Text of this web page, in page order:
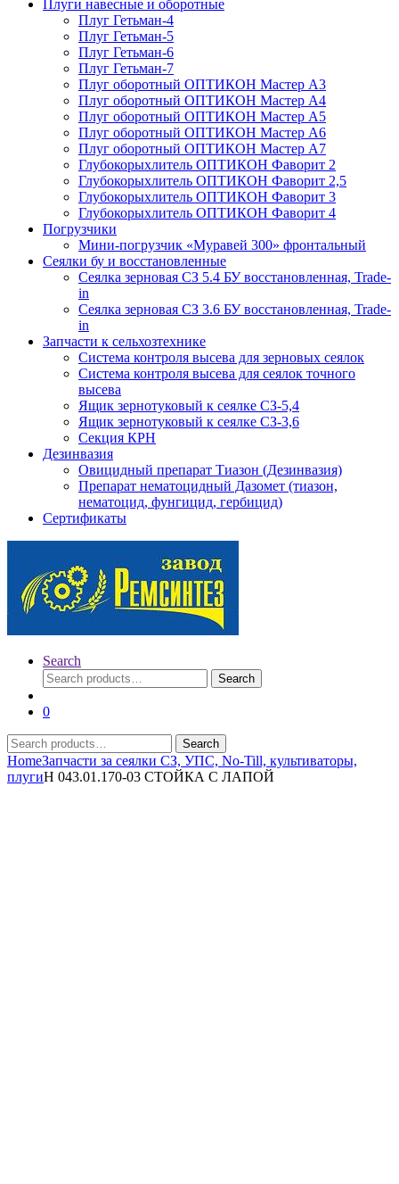
Плуги навесные и оборотные
Плуг Гетьман-4
Плуг Гетьман-5
Плуг Гетьман-6
Плуг Гетьман-7
Плуг оборотный ОПТИКОН Мастер А3
Плуг оборотный ОПТИКОН Мастер А4
Плуг оборотный ОПТИКОН Мастер А5
Плуг оборотный ОПТИКОН Мастер А6
Плуг оборотный ОПТИКОН Мастер А7
Глубокорыхлитель ОПТИКОН Фаворит 2
Глубокорыхлитель ОПТИКОН Фаворит 2,5
Глубокорыхлитель ОПТИКОН Фаворит 3
Глубокорыхлитель ОПТИКОН Фаворит 4
Погрузчики
Мини-погрузчик «Муравей 300» фронтальный
Сеялки бу и восстановленные
Сеялка зерновая СЗ 5.4 БУ восстановленная, Trade-
in
Сеялка зерновая СЗ 3.6 БУ восстановленная, Trade-
in
Запчасти к сельхозтехнике
Система контроля высева для зерновых сеялок
Система контроля высева для сеялок точного
высева
Ящик зернотуковый к сеялке СЗ-5,4
Ящик зернотуковый к сеялке СЗ-3,6
Секция КРН
Дезинвазия
Овицидный препарат Тиазон (Дезинвазия)
Препарат нематоцидный Дазомет (тиазон,
нематоцид, фунгицид, гербицид)
Сертификаты
Search
Search
for:
Search
0
Search
for:
Search
HomeЗапчасти за сеялки СЗ, УПС, No-Till, культиваторы,
плугиН 043.01.170-03 СТОЙКА С ЛАПОЙ